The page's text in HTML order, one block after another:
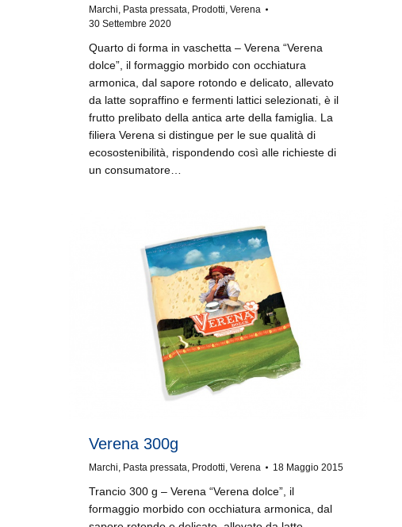
Marchi, Pasta pressata, Prodotti, Verena
30 Settembre 2020
Quarto di forma in vaschetta – Verena “Verena
dolce”, il formaggio morbido con occhiatura
armonica, dal sapore rotondo e delicato, allevato
da latte sopraffino e fermenti lattici selezionati, è il
frutto prelibato della antica arte della famiglia. La
filiera Verena si distingue per le sue qualità di
ecosostenibilità, rispondendo così alle richieste di
un consumatore…
Verena 300g
Marchi, Pasta pressata, Prodotti, Verena 18 Maggio 2015
Trancio 300 g – Verena “Verena dolce”, il
formaggio morbido con occhiatura armonica, dal